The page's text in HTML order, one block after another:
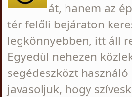
át, hanem az
tér felőli bejáraton
legkönnyebben, itt áll
Egyedül nehezen
segédeszközt
javasoljuk, hogy